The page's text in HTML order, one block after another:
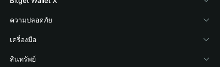
Academy
ข่าวสารด้านคริปโต
ศูนย์ช่วยเหลือ
Stablecoin Earn
Payfi Crypto
Crypto Swap API
นักพัฒนา
เชื่อมต่อ Wallet
Bitget Wallet Pay
ความปลอดภัย
Protection Fund
เทคโนโลยีความปลอดภัย
เครื่องมือ
ซื้อคริปโต
สินทรัพย์